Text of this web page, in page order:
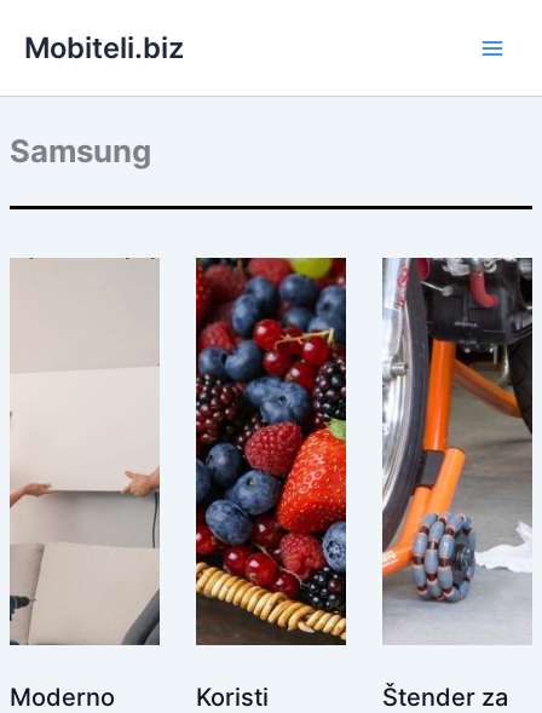
Mobiteli.biz
Samsung
Moderno
Koristi
Štender za